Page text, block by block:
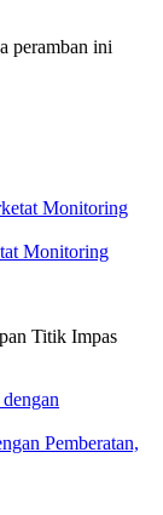
peramban ini
Monitoring
Titik Impas
Pemberatan,